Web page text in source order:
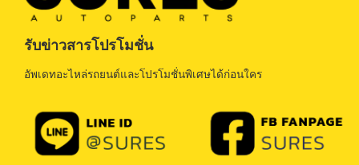
รับข่าวสารโปรโมชั่น
อัพเดทอะไหล่รถยนต์และโปรโมชั่นพิเศษได้ก่อนใคร